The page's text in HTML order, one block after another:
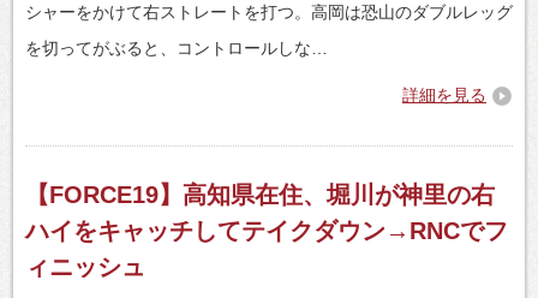
シャーをかけて右ストレートを打つ。高岡は恐山のダブルレッグ
を切ってがぶると、コントロールしな…
詳細を見る
【FORCE19】高知県在住、堀川が神里の右
ハイをキャッチしてテイクダウン→RNCでフ
ィニッシュ